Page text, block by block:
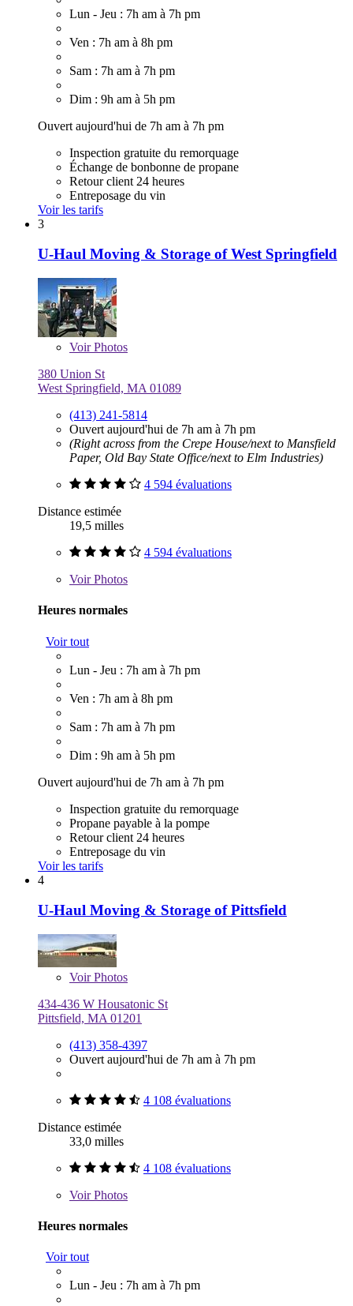
Lun - Jeu : 7h am à 7h pm
Ven : 7h am à 8h pm
Sam : 7h am à 7h pm
Dim : 9h am à 5h pm
Ouvert aujourd'hui de 7h am à 7h pm
Inspection gratuite du remorquage
Échange de bonbonne de propane
Retour client 24 heures
Entreposage du vin
Voir les tarifs
3
U-Haul Moving & Storage of West Springfield
VoirPhotos
380 Union St
West Springfield, MA 01089
(413) 241-5814
Ouvert aujourd'hui de 7h am à 7h pm
(Right across from the Crepe House/next to Mansfield
Paper, Old Bay State Office/next to Elm Industries)
4 594 évaluations
Distance estimée
19,5 milles
4 594 évaluations
VoirPhotos
Heures normales
Voir tout
Lun - Jeu : 7h am à 7h pm
Ven : 7h am à 8h pm
Sam : 7h am à 7h pm
Dim : 9h am à 5h pm
Ouvert aujourd'hui de 7h am à 7h pm
Inspection gratuite du remorquage
Propane payable à la pompe
Retour client 24 heures
Entreposage du vin
Voir les tarifs
4
U-Haul Moving & Storage of Pittsfield
VoirPhotos
434-436 W Housatonic St
Pittsfield, MA 01201
(413) 358-4397
Ouvert aujourd'hui de 7h am à 7h pm
4 108 évaluations
Distance estimée
33,0 milles
4 108 évaluations
VoirPhotos
Heures normales
Voir tout
Lun - Jeu : 7h am à 7h pm